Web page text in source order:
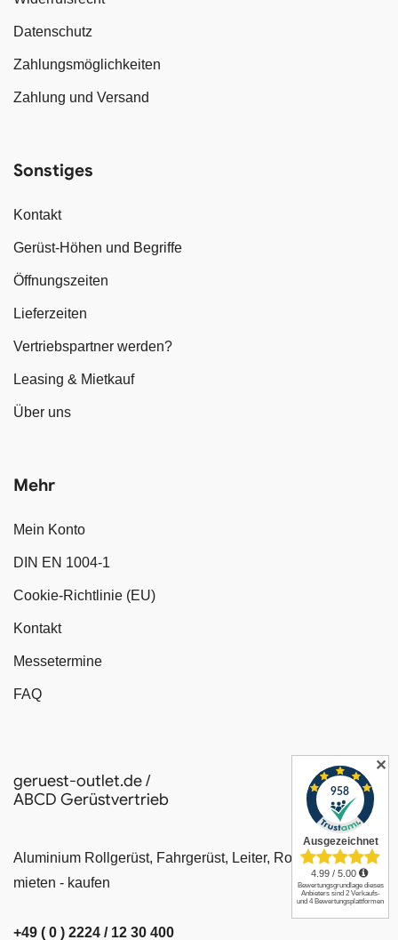
Datenschutz
Zahlungsmöglichkeiten
Zahlung und Versand
Sonstiges
Kontakt
Gerüst-Höhen und Begriffe
Öffnungszeiten
Lieferzeiten
Vertriebspartner werden?
Leasing & Mietkauf
Über uns
Mehr
Mein Konto
DIN EN 1004-1
Cookie-Richtlinie (EU)
Kontakt
Messetermine
FAQ
geruest-outlet.de /
ABCD Gerüstvertrieb
Aluminium Rollgerüst, Fahrgerüst, Leiter, Rollrüstung
mieten - kaufen
+49 ( 0 ) 2224 / 12 30 400
✕